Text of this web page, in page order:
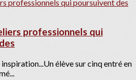
professionnels qui
élève sur cinq entré en